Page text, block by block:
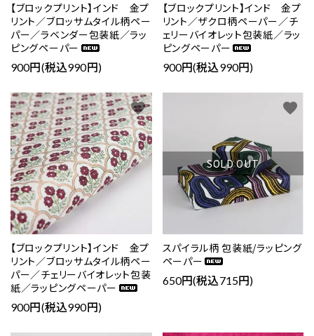
【ブロックプリント】インド 金プ
リント／ブロッサムタイル柄ペー
パー／ラベンダー包装紙／ラッ
ピングペーパー
900円(税込990円)
【ブロックプリント】インド 金プ
リント／ザクロ柄ペーパー／チ
ェリーバイオレット包装紙／ラッ
ピングペーパー
900円(税込990円)
【ブロックプリント】インド 金プ
リント／ブロッサムタイル柄ペー
パー／チェリーバイオレット包装
紙／ラッピングペーパー
900円(税込990円)
favorite
SOLD OUT
スパイラル柄 包装紙/ラッピング
ペーパー
650円(税込715円)
favorite